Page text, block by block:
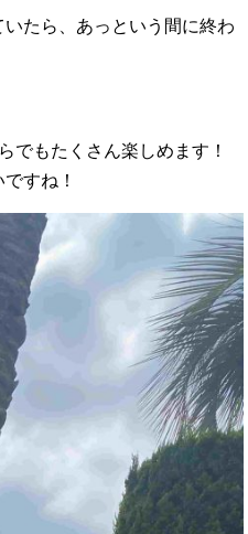
たら、あっという間に終わ
でもたくさん楽しめます！
すね！